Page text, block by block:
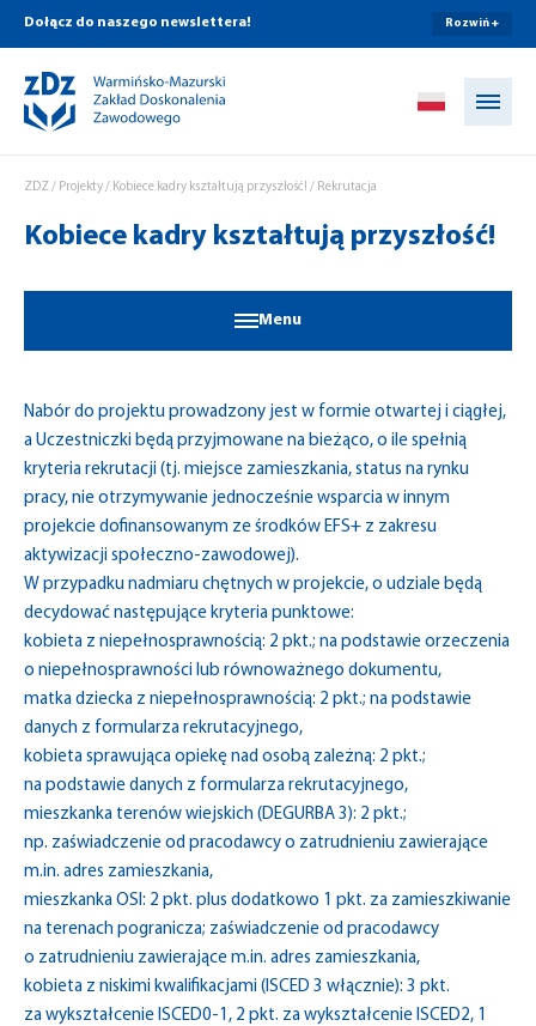
Dołącz do naszego newslettera! Rozwiń +
ZDZ/ Projekty/ Kobiece kadry kształtują przyszłość! / Rekrutacja
Kobiece kadry kształtują przyszłość!
Menu
Nabór do projektu prowadzony jest w formie otwartej i ciągłej,
a Uczestniczki będą przyjmowane na bieżąco, o ile spełnią
kryteria rekrutacji (tj. miejsce zamieszkania, status na rynku
pracy, nie otrzymywanie jednocześnie wsparcia w innym
projekcie dofinansowanym ze środków EFS+ z zakresu
aktywizacji społeczno-zawodowej).
W przypadku nadmiaru chętnych w projekcie, o udziale będą
decydować następujące kryteria punktowe:
kobieta z niepełnosprawnością: 2 pkt.; na podstawie orzeczenia
o niepełnosprawności lub równoważnego dokumentu,
matka dziecka z niepełnosprawnością: 2 pkt.; na podstawie
danych z formularza rekrutacyjnego,
kobieta sprawująca opiekę nad osobą zależną: 2 pkt.;
na podstawie danych z formularza rekrutacyjnego,
mieszkanka terenów wiejskich (DEGURBA 3): 2 pkt.;
np. zaświadczenie od pracodawcy o zatrudnieniu zawierające
m.in. adres zamieszkania,
mieszkanka OSI: 2 pkt. plus dodatkowo 1 pkt. za zamieszkiwanie
na terenach pogranicza; zaświadczenie od pracodawcy
o zatrudnieniu zawierające m.in. adres zamieszkania,
kobieta z niskimi kwalifikacjami (ISCED 3 włącznie): 3 pkt.
za wykształcenie ISCED0-1, 2 pkt. za wykształcenie ISCED2, 1